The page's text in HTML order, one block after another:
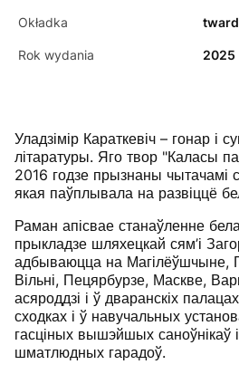
Okładka
Rok wydania 2025
Уладзімір Караткевіч – гонар і
літаратуры. Яго твор "Каласы
2016 годзе прызнаны чытачамі
якая паўплывала на развіццё
Раман апісвае станаўленне
прыкладзе шляхецкай сям’і
адбываюцца на Магілёўшчыне,
Вільні, Пецярбурзе, Маскве,
асяроддзі і ў дваранскіх
сходках і ў навучальных
гасціных вышэйшых саноўнікаў
шматлюдных гарадоў.